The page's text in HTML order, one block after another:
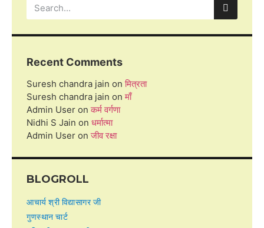
Recent Comments
Suresh chandra jain onमित्रता
Suresh chandra jain onमाँ
Admin User onकर्म वर्गणा
Nidhi S Jain on धर्मात्मा
Admin User onजीव रक्षा
BLOGROLL
आचार्य श्री विद्यासागर जी
गुणस्थान चार्ट